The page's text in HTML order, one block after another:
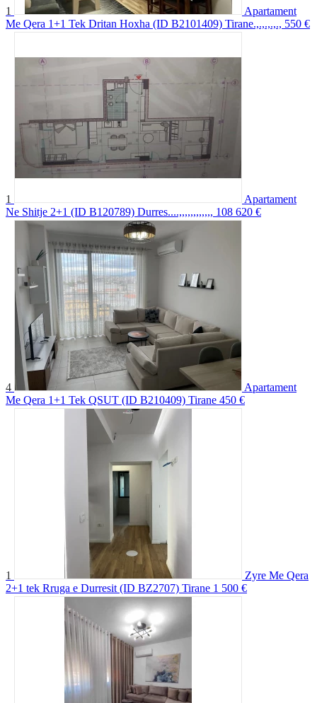
1
Apartament
Me Qera 1+1 Tek Dritan Hoxha (ID B2101409) Tirane.,.,.,.,., 550 €
1
Apartament
Ne Shitje 2+1 (ID B120789) Durres....,,,,,,,,,,,, 108 620 €
4
Apartament
Me Qera 1+1 Tek QSUT (ID B210409) Tirane 450 €
1
Zyre Me Qera
2+1 tek Rruga e Durresit (ID BZ2707) Tirane 1 500 €